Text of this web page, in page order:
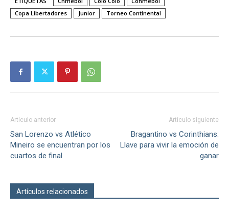
Copa Libertadores
Junior Torneo Continental
Artículo anterior
San Lorenzo vs Atlético
Mineiro se encuentran por los
cuartos de final
Artículo siguiente
Bragantino vs Corinthians:
Llave para vivir la emoción de
ganar
Artículos relacionados